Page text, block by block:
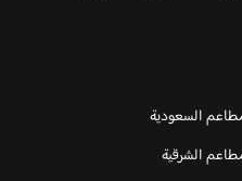
السعودية
الشرقية